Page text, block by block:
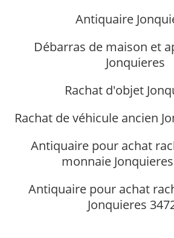
Antiquaire
Débarras de maison et
Jonquieres
Rachat d'objet
Rachat de véhicule ancien
Antiquaire pour achat
monnaie
Antiquaire pour achat
Jonquieres